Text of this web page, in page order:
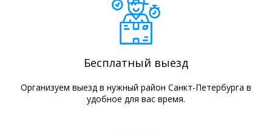
Бесплатный выезд
Организуем выезд в нужный район Санкт-Петербурга в
удобное для вас время.